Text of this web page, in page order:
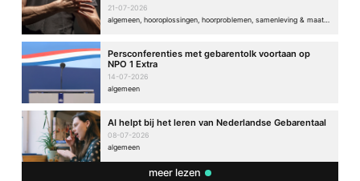
21-07-2026
Persconferenties met gebarentolk voortaan op
NPO 1 Extra
14-07-2026
algemeen
AI helpt bij het leren van Nederlandse Gebarentaal
08-07-2026
algemeen
meer lezen